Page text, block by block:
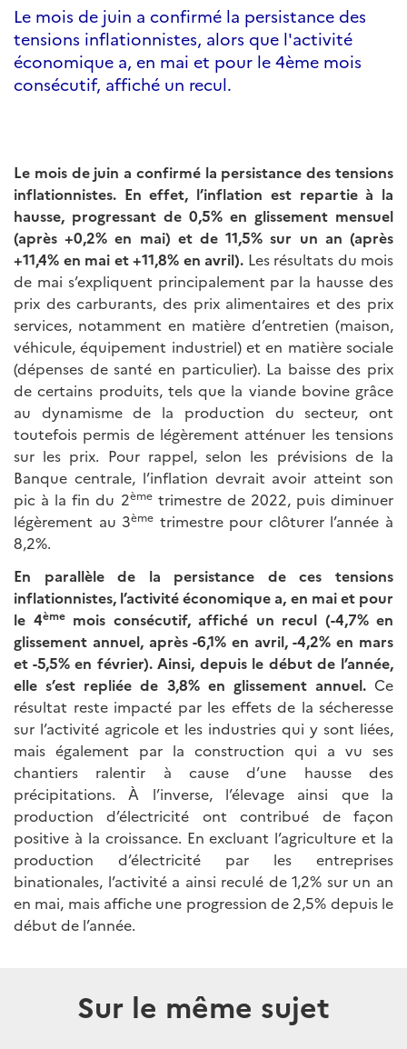
Le mois de juin a confirmé la persistance des
tensions inflationnistes, alors que l'activité
économique a, en mai et pour le 4ème mois
consécutif, affiché un recul.
Le mois de juin a confirmé la persistance des tensions
inflationnistes. En effet, l’inflation est repartie à la
hausse, progressant de 0,5% en glissement mensuel
(après +0,2% en mai) et de 11,5% sur un an (après
+11,4% en mai et +11,8% en avril). Les résultats du mois
de mai s’expliquent principalement par la hausse des
prix des carburants, des prix alimentaires et des prix
services, notamment en matière d’entretien (maison,
véhicule, équipement industriel) et en matière sociale
(dépenses de santé en particulier). La baisse des prix
de certains produits, tels que la viande bovine grâce
au dynamisme de la production du secteur, ont
toutefois permis de légèrement atténuer les tensions
sur les prix. Pour rappel, selon les prévisions de la
Banque centrale, l’inflation devrait avoir atteint son
pic à la fin du 2èmetrimestre de 2022, puis diminuer
légèrement au 3ème trimestre pour clôturer l’année à
8,2%.
En parallèle de la persistance de ces tensions
inflationnistes, l’activité économique a, en mai et pour
le 4èmemois consécutif, affiché un recul (-4,7% en
glissement annuel, après -6,1% en avril, -4,2% en mars
et -5,5% en février). Ainsi, depuis le début de l’année,
elle s’est repliée de 3,8% en glissement annuel.Ce
résultat reste impacté par les effets de la sécheresse
sur l’activité agricole et les industries qui y sont liées,
mais également par la construction qui a vu ses
chantiers ralentir à cause d’une hausse des
précipitations. À l’inverse, l’élevage ainsi que la
production d’électricité ont contribué de façon
positive à la croissance. En excluant l’agriculture et la
production d’électricité par les entreprises
binationales, l’activité a ainsi reculé de 1,2% sur un an
en mai, mais affiche une progression de 2,5% depuis le
début de l’année.
Sur le même sujet